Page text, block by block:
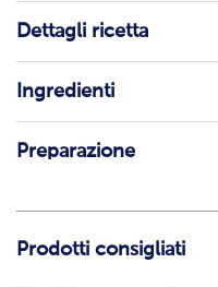
Dettagli ricetta
Ingredienti
Preparazione
Prodotti consigliati